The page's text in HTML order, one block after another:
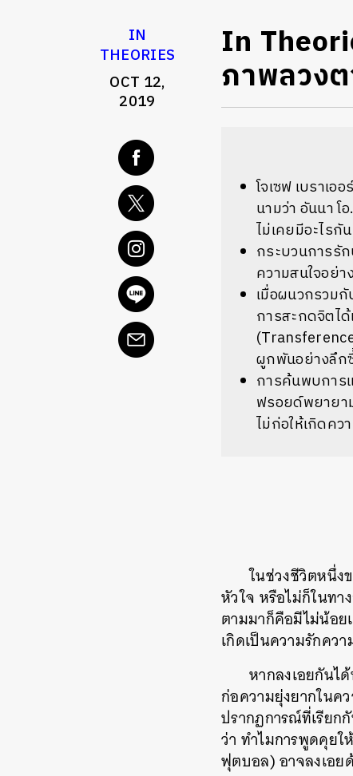
IN
THEORIES
OCT 12,
2019
In
ภาพลวง
โจเซฟ เบราเ
นามว่า อันนา
ไม่เคยมีอะไรกัน
กระบวนการรั
ความสนใจอย่า
เมื่อผนวกรวม
การสะกดจิตไ
ผูกพันอย่างลึก
การค้นพบการ
ฟรอยด์พยายา
ไม่ก่อให้เกิดค
ในช่วงชีวิตหนึ่ง
หัวใจ หรือไม่ก็ในท
ตามมาก็คือมีไม่น้อย
เกิดเป็นความรักคว
หากลงเอยกันไ
ก่อความยุ่งยากในค
ปรากฏการณ์ที่เรียก
ว่า ทำไมการพูดคุยใ
ฟุตบอล) อาจลงเอย